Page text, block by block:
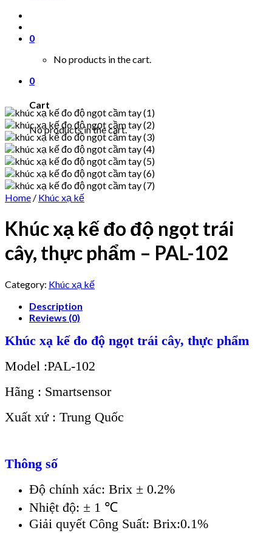
0
No products in the cart.
0
Cart
No products in the cart.
Home / Khúc xạ kế
Khúc xạ kế đo độ ngọt trái
cây, thực phẩm – PAL-102
Category: Khúc xạ kế
Description
Reviews (0)
Khúc xạ kế đo độ ngọt trái cây, thực phẩm
Model :PAL-102
Hãng : Smartsensor
Xuất xứ : Trung Quốc
Thông số
Độ chính xác: Brix ± 0.2%
Nhiệt độ: ± 1 ℃
Giải quyết Công Suất: Brix:0.1%